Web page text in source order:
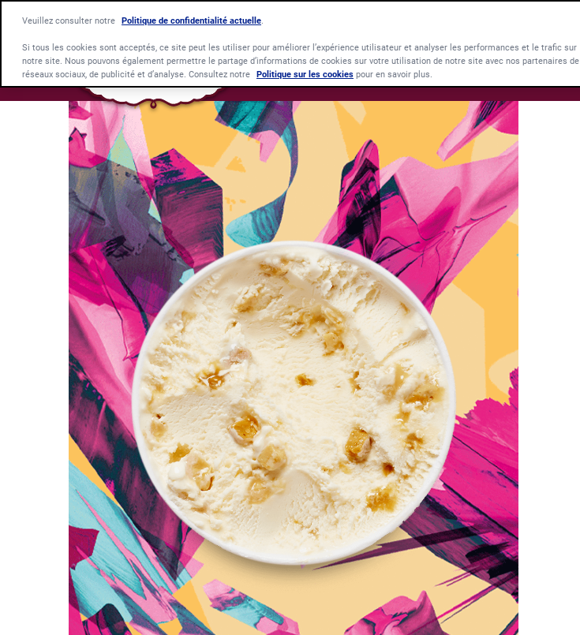
Veuillez consulter notre Politique de confidentialité actuelle
Si tous les cookies sont acceptés, ce site peut les utiliser pour améliorer l’expérience utilisateur et analyser les performances et le trafic sur
notre site. Nous pouvons également permettre le partage d’informations de cookies sur votre utilisation de notre site avec nos partenaires de
réseaux sociaux, de publicité et d’analyse. Consultez notre Politique sur les cookies pour en savoir plus.